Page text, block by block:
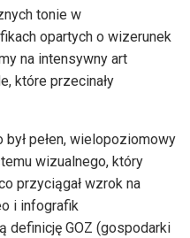
tonie w
opartych o wizerunek
na intensywny art
które przecinały
był pełen, wielopoziomowy
wizualnego, który
przyciągał wzrok na
i infografik
definicję GOZ (gospodarki